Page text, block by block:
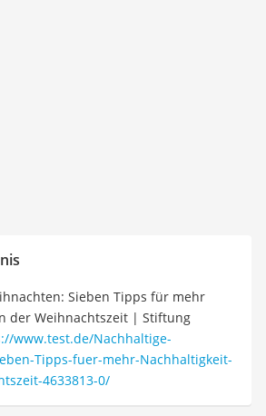
Sieben Tipps für mehr
der Weihnachtszeit | Stiftung
www.test.de/Nachhaltige-
Tipps-fuer-mehr-Nachhaltigkeit-
4633813-0/